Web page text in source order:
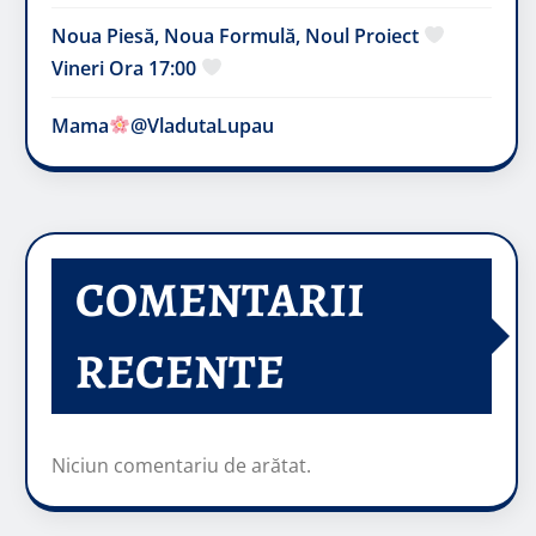
Noua Piesă, Noua Formulă, Noul Proiect
Vineri Ora 17:00
Mama @VladutaLupau
COMENTARII
RECENTE
Niciun comentariu de arătat.